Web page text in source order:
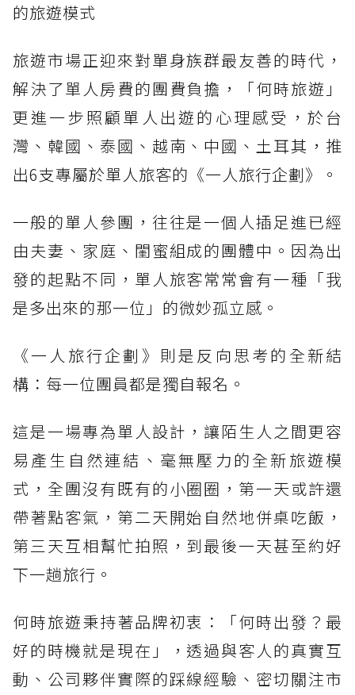
的旅遊模式
旅遊市場正迎來對單身族群最友善的時代，
解決了單人房費的團費負擔，「何時旅遊」
更進一步照顧單人出遊的心理感受，於台
灣、韓國、泰國、越南、中國、土耳其，推
出6支專屬於單人旅客的《一人旅行企劃》。
一般的單人參團，往往是一個人插足進已經
由夫妻、家庭、閨蜜組成的團體中。因為出
發的起點不同，單人旅客常常會有一種「我
是多出來的那一位」的微妙孤立感。
《一人旅行企劃》則是反向思考的全新結
構：每一位團員都是獨自報名。
這是一場專為單人設計，讓陌生人之間更容
易產生自然連結、毫無壓力的全新旅遊模
式，全團沒有既有的小圈圈，第一天或許還
帶著點客氣，第二天開始自然地併桌吃飯，
第三天互相幫忙拍照，到最後一天甚至約好
下一趟旅行。
何時旅遊秉持著品牌初衷：「何時出發？最
好的時機就是現在」，透過與客人的真實互
動、公司夥伴實際的踩線經驗、密切關注市